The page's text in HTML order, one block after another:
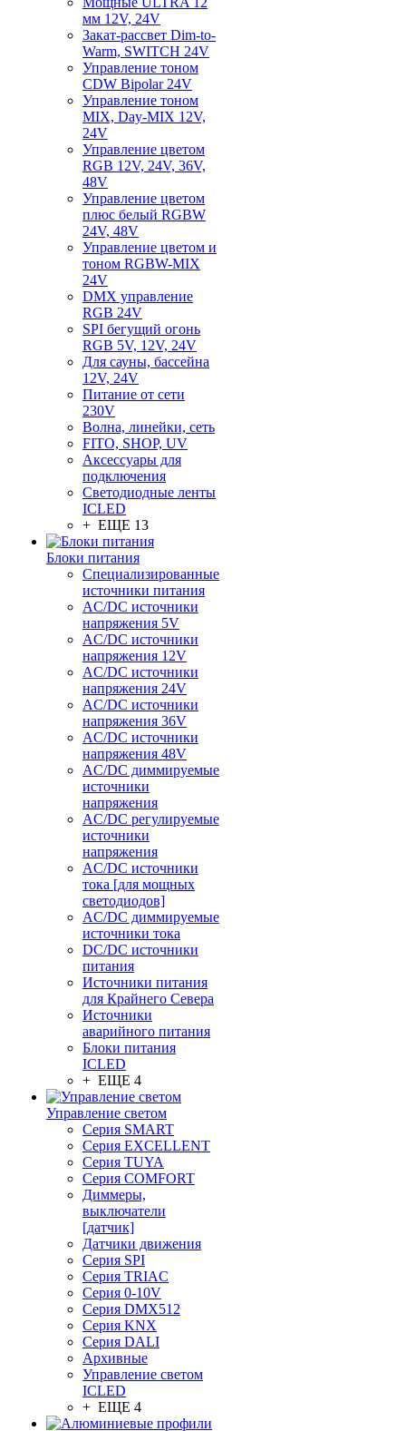
мм 12V, 24V
Закат-рассвет Dim-to-
Warm, SWITCH 24V
Управление тоном
CDW Bipolar 24V
Управление тоном
MIX, Day-MIX 12V,
24V
Управление цветом
RGB 12V, 24V, 36V,
48V
Управление цветом
плюс белый RGBW
24V, 48V
Управление цветом и
тоном RGBW-MIX
24V
DMX управление
RGB 24V
SPI бегущий огонь
RGB 5V, 12V, 24V
Для сауны, бассейна
12V, 24V
Питание от сети
230V
Волна, линейки, сеть
FITO, SHOP, UV
Аксессуары для
подключения
Светодиодные ленты
ICLED
+ ЕЩЕ 13
Блоки питания
Специализированные
источники питания
AC/DC источники
напряжения 5V
AC/DC источники
напряжения 12V
AC/DC источники
напряжения 24V
AC/DC источники
напряжения 36V
AC/DC источники
напряжения 48V
AC/DC диммируемые
источники
напряжения
AC/DC регулируемые
источники
напряжения
AC/DC источники
тока [для мощных
светодиодов]
AC/DC диммируемые
источники тока
DC/DC источники
питания
Источники питания
для Крайнего Севера
Источники
аварийного питания
Блоки питания
ICLED
+ ЕЩЕ 4
Управление светом
Серия SMART
Серия EXCELLENT
Серия TUYA
Серия COMFORT
Диммеры,
выключатели
[датчик]
Датчики движения
Серия SPI
Серия TRIAC
Серия 0-10V
Серия DMX512
Серия KNX
Серия DALI
Архивные
Управление светом
ICLED
+ ЕЩЕ 4